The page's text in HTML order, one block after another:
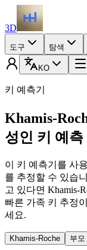
3D
도구 탐색
KO
키 예측기
Khamis-
성인 키 예측
이 키 예측기를 사
를 추정할 수 있습
고 있다면 Khamis-
빠른 가족 키 추정
세요.
Khamis-Roche 부모